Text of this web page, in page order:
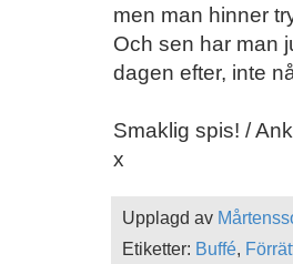
men man hinner
Och sen har man
dagen efter, inte
Smaklig spis! /
x
Upplagd av
Etiketter: Buffé,